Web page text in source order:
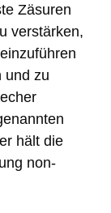
Zäsuren
verstärken,
und zu
hält die
non-